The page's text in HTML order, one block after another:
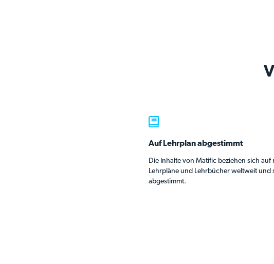
Auf Lehrplan abgestimmt
Die Inhalte von Matific beziehen sich auf
Lehrpläne und Lehrbücher weltweit und
abgestimmt.